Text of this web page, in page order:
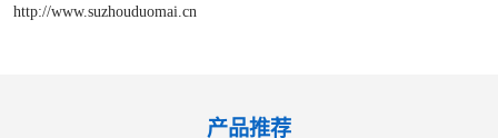
http://www.suzhouduomai.cn
产品推荐